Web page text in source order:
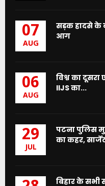
07
AUG
सड़क हादसे के
आग
06
AUG
विश्व का
IIJS का...
29
JUL
पटना पुलिस
का कहर,
बिहार के सभी